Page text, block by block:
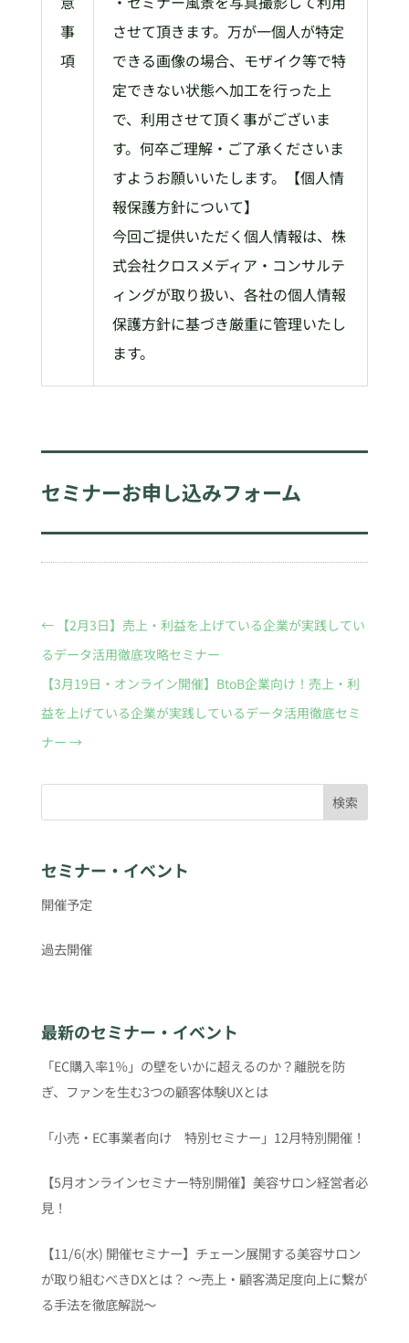
事
項
させて頂きます。万が一個人が特定
できる画像の場合、モザイク等で特
定できない状態へ加工を行った上
で、利用させて頂く事がございま
す。何卒ご理解・ご了承くださいま
すようお願いいたします。【個人情
報保護方針について】
今回ご提供いただく個人情報は、株
式会社クロスメディア・コンサルテ
ィングが取り扱い、各社の個人情報
保護方針に基づき厳重に管理いたし
ます。
セミナーお申し込みフォーム
← 【2月3日】売上・利益を上げている企業が実践してい
るデータ活用徹底攻略セミナー
【3月19日・オンライン開催】BtoB企業向け！売上・利
益を上げている企業が実践しているデータ活用徹底セミ
ナー →
検索
セミナー・イベント
開催予定
過去開催
最新のセミナー・イベント
「EC購入率1％」の壁をいかに超えるのか？離脱を防
ぎ、ファンを生む3つの顧客体験UXとは
「小売・EC事業者向け 特別セミナー」12月特別開催！
【5月オンラインセミナー特別開催】美容サロン経営者必
見！
【11/6(水) 開催セミナー】チェーン展開する美容サロン
が取り組むべきDXとは？ 〜売上・顧客満足度向上に繋が
る手法を徹底解説〜